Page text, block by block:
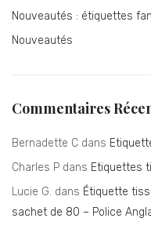
Nouveautés : étiquettes
Nouveautés
Commentaires
Bernadette C dans
Charles P dans Etiquettes
Lucie G. dans Étiquette
sachet de 80 – Police